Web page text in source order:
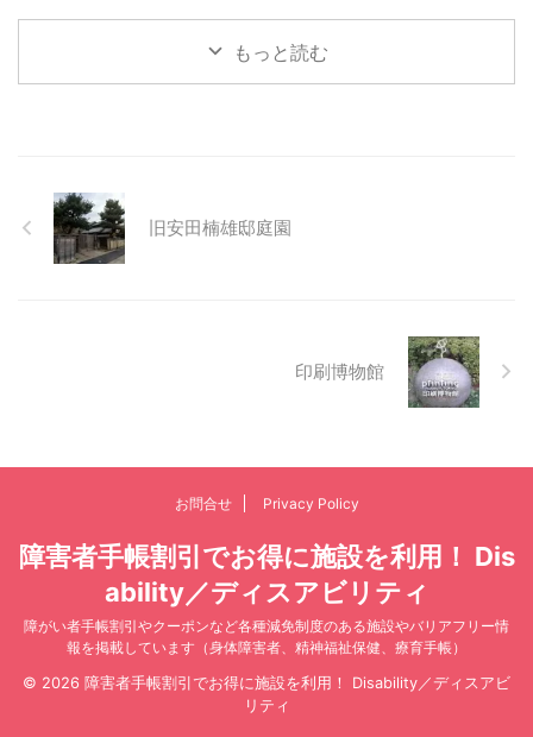
もっと読む
旧安田楠雄邸庭園
印刷博物館
お問合せ Privacy Policy
障害者手帳割引でお得に施設を利用！ Dis
ability／ディスアビリティ
障がい者手帳割引やクーポンなど各種減免制度のある施設やバリアフリー情
報を掲載しています（身体障害者、精神福祉保健、療育手帳）
© 2026 障害者手帳割引でお得に施設を利用！ Disability／ディスアビ
リティ